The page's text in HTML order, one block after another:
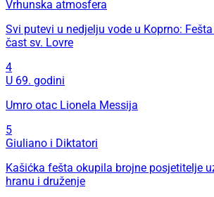
Vrhunska atmosfera
Svi putevi u nedjelju vode u Koprno:
čast sv. Lovre
4
U 69. godini
Umro otac Lionela Messija
5
Giuliano i Diktatori
Kašićka fešta okupila brojne posjetitelje
hranu i druženje